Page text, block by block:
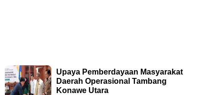
Upaya Pemberdayaan Masyarakat
Daerah Operasional Tambang
Konawe Utara